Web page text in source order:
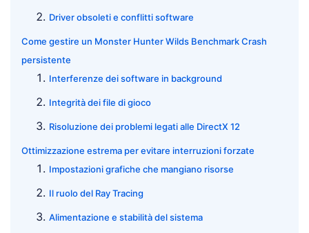
Driver obsoleti e conflitti software
Come gestire un Monster Hunter Wilds Benchmark Crash
persistente
Interferenze dei software in background
Integrità dei file di gioco
Risoluzione dei problemi legati alle DirectX 12
Ottimizzazione estrema per evitare interruzioni forzate
Impostazioni grafiche che mangiano risorse
Il ruolo del Ray Tracing
Alimentazione e stabilità del sistema